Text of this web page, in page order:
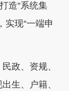
造“系统集
实现“一端申
政、资规、
生、户籍、